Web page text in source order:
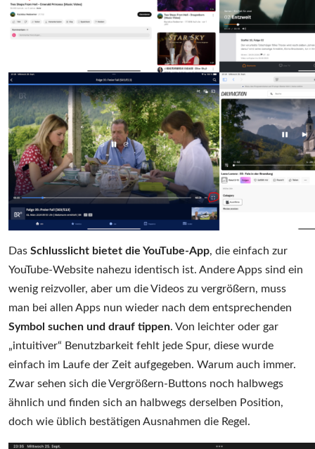
Das Schlusslicht bietet die YouTube-App, die einfach zur
YouTube-Website nahezu identisch ist. Andere Apps sind ein
wenig reizvoller, aber um die Videos zu vergrößern, muss
man bei allen Apps nun wieder nach dem entsprechenden
Symbol suchen und drauf tippen. Von leichter oder gar
„intuitiver“ Benutzbarkeit fehlt jede Spur, diese wurde
einfach im Laufe der Zeit aufgegeben. Warum auch immer.
Zwar sehen sich die Vergrößern-Buttons noch halbwegs
ähnlich und finden sich an halbwegs derselben Position,
doch wie üblich bestätigen Ausnahmen die Regel.